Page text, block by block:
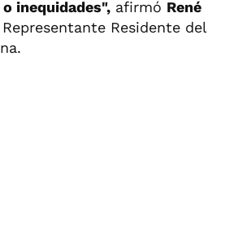
inequidades", afirmó René
Representante Residente del